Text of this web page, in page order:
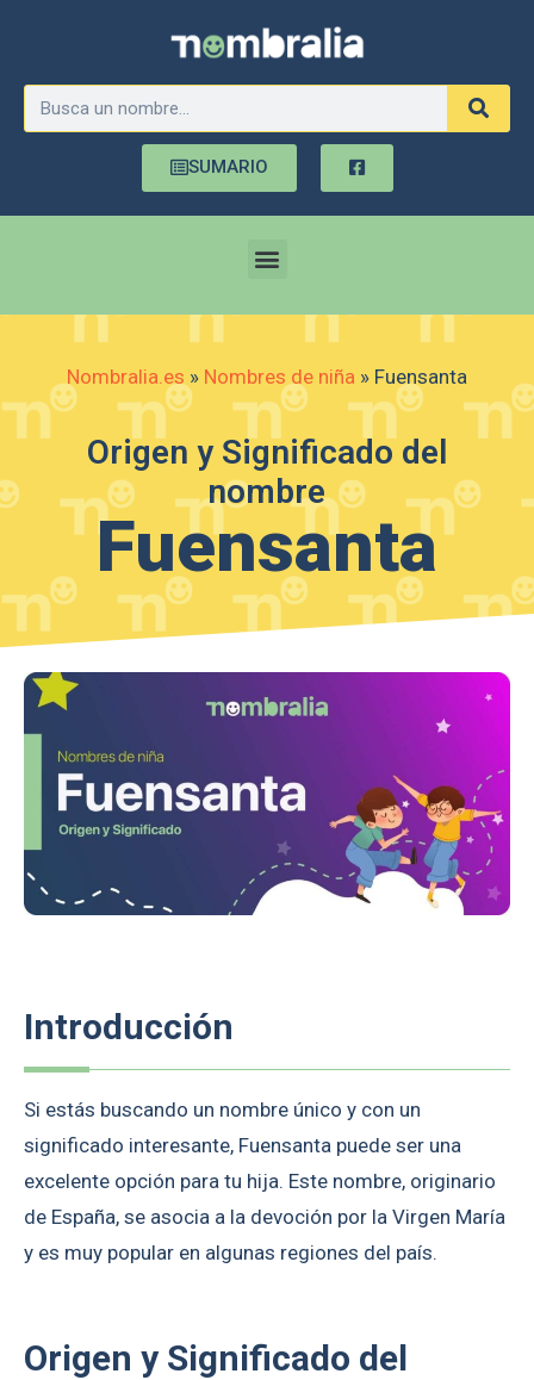
SUMARIO
Nombralia.es » Nombres de niña » Fuensanta
Origen y Significado del
nombre
Fuensanta
Introducción
Si estás buscando un nombre único y con un
significado interesante, Fuensanta puede ser una
excelente opción para tu hija. Este nombre, originario
de España, se asocia a la devoción por la Virgen María
y es muy popular en algunas regiones del país.
Origen y Significado del